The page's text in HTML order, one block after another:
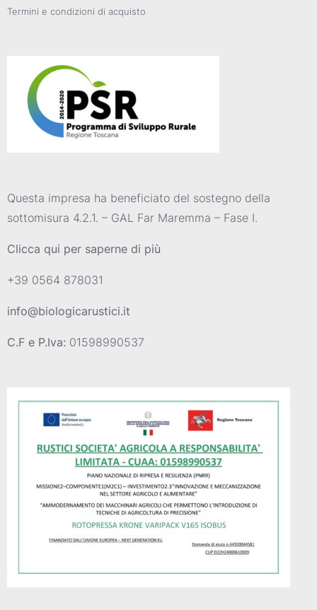
Termini e condizioni di acquisto
Questa impresa ha beneficiato del sostegno della
sottomisura 4.2.1. – GAL Far Maremma – Fase I.
Clicca qui per saperne di più
+39 0564 878031
info@biologicarustici.it
C.F e P.Iva: 01598990537